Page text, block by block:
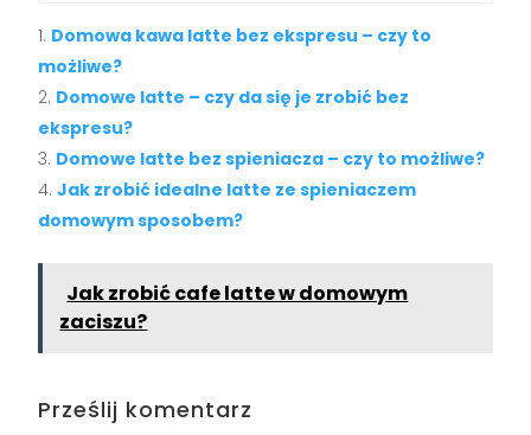
Domowa kawa latte bez ekspresu – czy to
możliwe?
Domowe latte – czy da się je zrobić bez
ekspresu?
Domowe latte bez spieniacza – czy to możliwe?
Jak zrobić idealne latte ze spieniaczem
domowym sposobem?
Jak zrobić cafe latte w domowym
zaciszu?
Prześlij komentarz